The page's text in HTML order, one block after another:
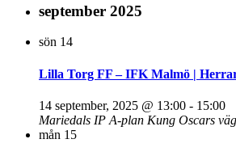
september 2025
sön 14
Lilla Torg FF – IFK Malmö |
14 september, 2025 @ 13:00 - 15:00
Mariedals IP A-plan Kung Oscars
mån 15